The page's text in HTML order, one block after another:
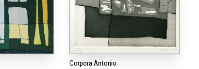
Corpora Antonio